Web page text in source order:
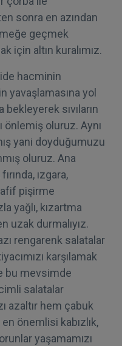
sonra en azından
geçmek
için altın kuralımız.
hacminin
yavaşlamasına yol
sıvıların
önlemiş oluruz. Aynı
yani doyduğumuzu
oluruz. Ana
ızgara,
pişirme
yağlı, kızartma
uzak durmalıyız.
rengarenk salatalar
karşılamak
bu mevsimde
salatalar
azaltır hem çabuk
önemlisi kabızlık,
yaşamamızı